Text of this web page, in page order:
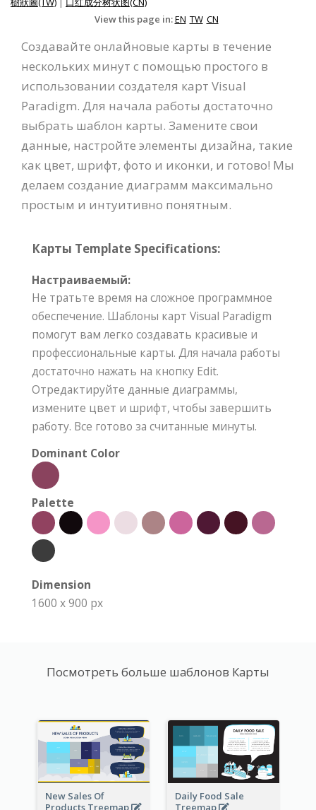
View this page in:EN TW CN
Создавайте онлайновые карты в течение
нескольких минут с помощью простого в
использовании создателя карт Visual
Paradigm. Для начала работы достаточно
выбрать шаблон карты. Замените свои
данные, настройте элементы дизайна, такие
как цвет, шрифт, фото и иконки, и готово! Мы
делаем создание диаграмм максимально
простым и интуитивно понятным.
Карты Template Specifications:
Настраиваемый:
Не тратьте время на сложное программное
обеспечение. Шаблоны карт Visual Paradigm
помогут вам легко создавать красивые и
профессиональные карты. Для начала работы
достаточно нажать на кнопку Edit.
Отредактируйте данные диаграммы,
измените цвет и шрифт, чтобы завершить
работу. Все готово за считанные минуты.
Dominant Color
Palette
Dimension
1600 x 900 px
Посмотреть больше шаблонов Карты
New Sales Of
Products Treemap
Daily Food Sale
Treemap